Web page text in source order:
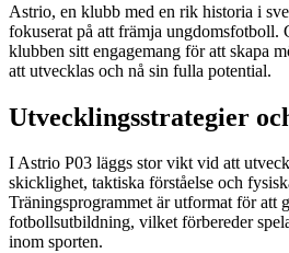
Astrio, en klubb med en rik historia i
fokuserat på att främja ungdomsfotboll.
klubben sitt engagemang för att skapa
att utvecklas och nå sin fulla potential.
Utvecklingsstrategier
I Astrio P03 läggs stor vikt vid att
skicklighet, taktiska förståelse och
Träningsprogrammet är utformat för att
fotbollsutbildning, vilket förbereder
inom sporten.